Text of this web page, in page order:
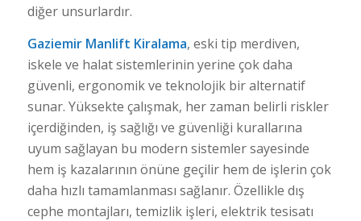
diğer unsurlardır.
Gaziemir Manlift Kiralama, eski tip merdiven,
iskele ve halat sistemlerinin yerine çok daha
güvenli, ergonomik ve teknolojik bir alternatif
sunar. Yüksekte çalışmak, her zaman belirli riskler
içerdiğinden, iş sağlığı ve güvenliği kurallarına
uyum sağlayan bu modern sistemler sayesinde
hem iş kazalarının önüne geçilir hem de işlerin çok
daha hızlı tamamlanması sağlanır. Özellikle dış
cephe montajları, temizlik işleri, elektrik tesisatı